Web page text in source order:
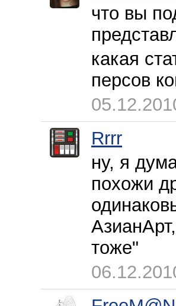
что вы
какая
персов
Rrrr
ну, я
похожи
тоже"